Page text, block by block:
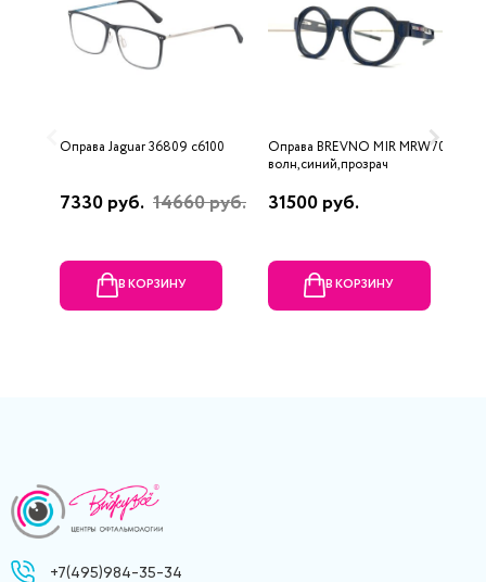
Оправа Jaguar 36809 c6100
7330 руб. 14660 руб.
В КОРЗИНУ
Оправа BREVNO MIR MRW70
волн,синий,прозрач
31500 руб.
В КОРЗИНУ
+7(495)984-35-34